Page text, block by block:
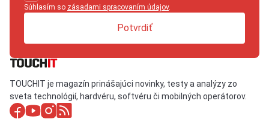
Súhlasím so zásadami spracovaním údajov.
Potvrdiť
TOUCHIT je magazín prinášajúci novinky, testy a analýzy zo
sveta technológií, hardvéru, softvéru či mobilných operátorov.